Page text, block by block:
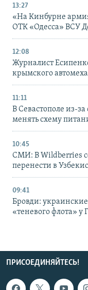
13:27
«На Кинбурне
ОТК «Одесса» ВСУ
12:08
Журналист
крымского
11:11
В Севастополе из-
менять схему
10:45
СМИ: В Wildberries
перенести в
09:41
Бровди:
«теневого флота» у
ПРИСОЕДИНЯЙТЕСЬ!